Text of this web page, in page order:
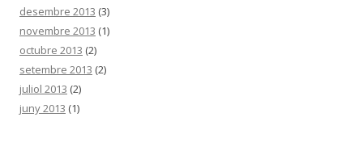
desembre 2013 (3)
novembre 2013 (1)
octubre 2013 (2)
setembre 2013 (2)
juliol 2013 (2)
juny 2013 (1)